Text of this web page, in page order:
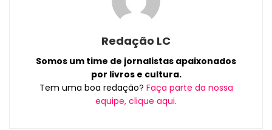
Redação LC
Somos um time de jornalistas apaixonados
por livros e cultura.
Tem uma boa redação? Faça parte da nossa
equipe, clique aqui.